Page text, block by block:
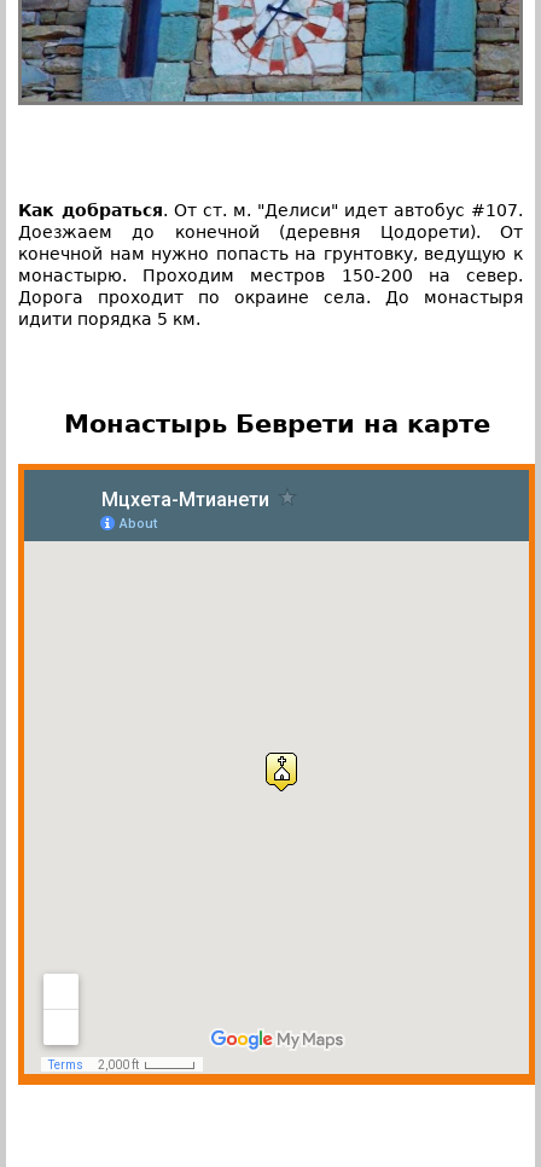
Как добраться. От ст. м. "Делиси" идет автобус #107.
Доезжаем до конечной (деревня Цодорети). От
конечной нам нужно попасть на грунтовку, ведущую к
монастырю. Проходим местров 150-200 на север.
Дорога проходит по окраине села. До монастыря
идити порядка 5 км.
Монастырь Беврети на карте